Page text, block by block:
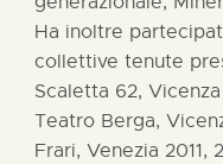
Ha inoltre
collettive tenute
Scaletta 62,
Teatro Berga,
Frari, Venezia 2011,